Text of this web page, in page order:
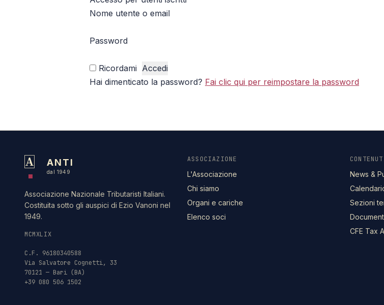
Nome utente o email
Password
Ricordami
Hai dimenticato la password? Fai clic qui per reimpostare la password
A ANTI
dal 1949
Associazione Nazionale Tributaristi Italiani.
Costituita sotto gli auspici di Ezio Vanoni nel
1949.
MCMXLIX
C.F. 96180340588
Via Salvatore Cognetti, 33
70121 — Bari (BA)
+39 080 506 1502
ASSOCIAZIONE
L'Associazione
Chi siamo
Organi e cariche
Elenco soci
News &
Sezioni
CFE Tax